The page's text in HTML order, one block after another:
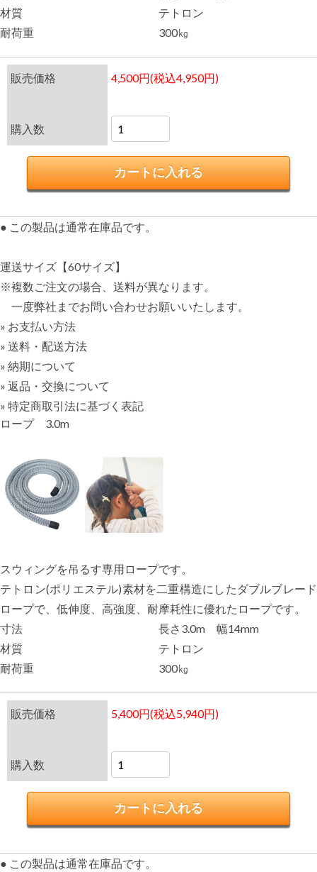
材質
テトロン
耐荷重
300㎏
販売価格 4,500円(税込4,950円)
購入数
● この製品は通常在庫品です。
運送サイズ【60サイズ】
※複数ご注文の場合、送料が異なります。
一度弊社までお問い合わせお願いいたします。
» お支払い方法
» 送料・配送方法
» 納期について
» 返品・交換について
» 特定商取引法に基づく表記
ロープ 3.0m
スウィングを吊るす専用ロープです。
テトロン(ポリエステル)素材を二重構造にしたダブルブレード
ロープで、低伸度、高強度、耐摩耗性に優れたロープです。
寸法
長さ3.0m 幅14mm
材質
テトロン
耐荷重
300㎏
販売価格 5,400円(税込5,940円)
購入数
● この製品は通常在庫品です。